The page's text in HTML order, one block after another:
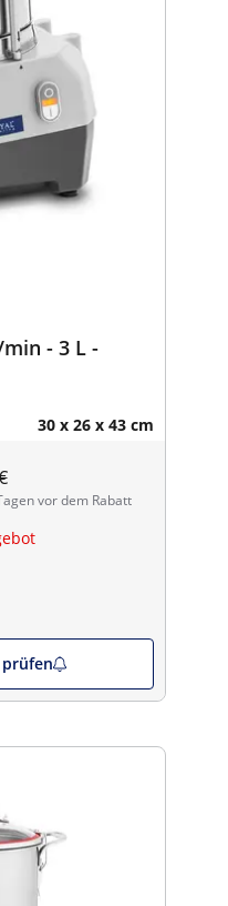
- 3 L -
30 x 26 x 43 cm
vor dem Rabatt